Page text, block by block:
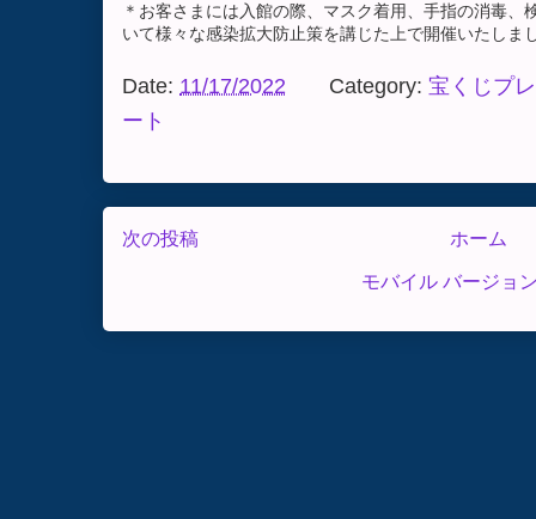
＊お客さまには入館の際、マスク着用、手指の消毒
いて様々な感染拡大防止策を講じた上で開催いたしま
Date: 11/17/2022 Category: 宝くじプ
ート
次の投稿 ホーム
モバイル バージョ